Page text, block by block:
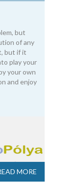
but
of any
but if it
play your
your own
and enjoy
MORE